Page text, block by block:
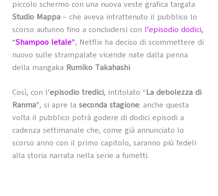
piccolo schermo con una nuova veste grafica targata
Studio Mappa– che aveva intrattenuto il pubblico lo
scorso autunno fino a concludersi con l’episodio dodici,
“Shampoo letale”, Netflix ha deciso di scommettere di
nuovo sulle strampalate vicende nate dalla penna
della mangaka Rumiko Takahashi.
Così, con l’episodio tredici, intitolato “La debolezza di
Ranma”, si apre la seconda stagione: anche questa
volta il pubblico potrà godere di dodici episodi a
cadenza settimanale che, come già annunciato lo
scorso anno con il primo capitolo, saranno più fedeli
alla storia narrata nella serie a fumetti.